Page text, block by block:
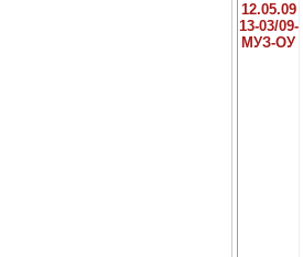
12.05.09
13-03/09-
МУЗ-ОУ